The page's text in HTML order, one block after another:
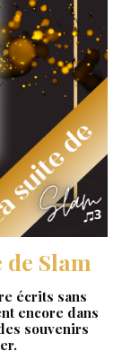
Slam
écrits sans
encore dans
souvenirs